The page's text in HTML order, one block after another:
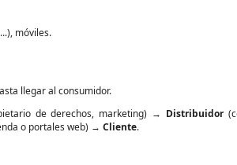
móviles.
llegar al consumidor.
de derechos, marketing) → Distribuidor
o portales web) → Cliente.